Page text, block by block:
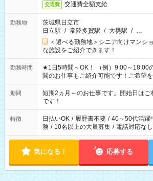
交通費 交通費全額支給
勤務地
茨城県日立市
日立駅 / 常陸多賀駅 / 大甕駅 / …
＜選べる勤務地＞シニア向けマン
な施設をご紹介できます！
勤務時間
★1日5時間～OK！ （例）9:00～18:00
間のお仕事もご紹介可能です！ご希望
家庭の都合でお休みが必要な場合も遠
※週最低15時間以上の勤務が必要です
期間
短期2ヵ月～のお仕事です。開始日は
です！
特徴 日払いOK / 履歴書不要 / 40～50代活躍
務 / 10名以上の大量募集 / 電話対応なし
気になる！ 応募する